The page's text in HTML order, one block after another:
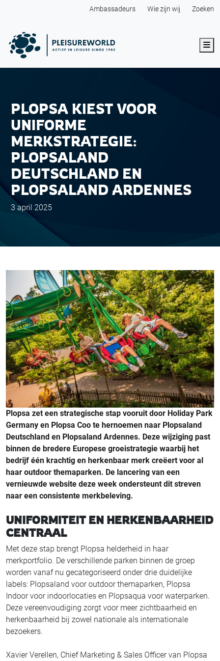
Ambassadeurs Wie zijn wij Zoeken
PLOPSA KIEST VOOR
UNIFORME
MERKSTRATEGIE:
PLOPSALAND
DEUTSCHLAND EN
PLOPSALAND ARDENNES
3 april 2025
Plopsa zet een strategische stap vooruit door Holiday Park
Germany en Plopsa Coo te hernoemen naar Plopsaland
Deutschland en Plopsaland Ardennes. Deze wijziging past
binnen de bredere Europese groeistrategie waarbij het
bedrijf één krachtig en herkenbaar merk creëert voor al
haar outdoor themaparken. De lancering van een
vernieuwde website deze week ondersteunt dit streven
naar een consistente merkbeleving.
UNIFORMITEIT EN HERKENBAARHEID
CENTRAAL
Met deze stap brengt Plopsa helderheid in haar
merkportfolio. De verschillende parken binnen de groep
worden vanaf nu gecategoriseerd onder drie duidelijke
labels: Plopsaland voor outdoor themaparken, Plopsa
Indoor voor indoorlocaties en Plopsaqua voor waterparken.
Deze vereenvoudiging zorgt voor meer zichtbaarheid en
herkenbaarheid bij zowel nationale als internationale
bezoekers.
Xavier Verellen, Chief Marketing & Sales Officer van Plopsa